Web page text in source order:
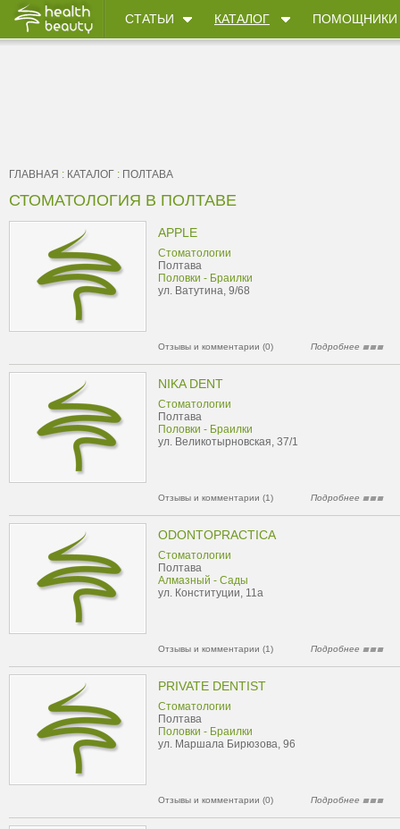
СТАТЬИ КАТАЛОГ ПОМОЩНИКИ
ГЛАВНАЯ : КАТАЛОГ : ПОЛТАВА
СТОМАТОЛОГИЯ В ПОЛТАВЕ
APPLE
Стоматологии
Полтава
Половки - Браилки
ул. Ватутина, 9/68
Отзывы и комментарии (0) Подробнее
NIKA DENT
Стоматологии
Полтава
Половки - Браилки
ул. Великотырновская, 37/1
Отзывы и комментарии (1) Подробнее
ODONTOPRACTICA
Стоматологии
Полтава
Алмазный - Сады
ул. Конституции, 11а
Отзывы и комментарии (1) Подробнее
PRIVATE DENTIST
Стоматологии
Полтава
Половки - Браилки
ул. Маршала Бирюзова, 96
Отзывы и комментарии (0) Подробнее